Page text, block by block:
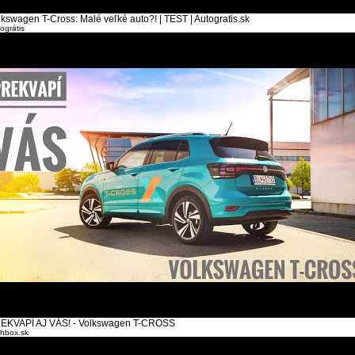
T-Cross: Malé veľké auto?! | TEST | Autogratis.sk
AJ VÁS! - Volkswagen T-CROSS